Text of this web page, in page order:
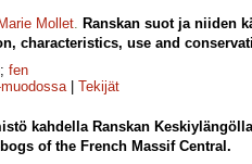
Mollet. Ranskan suot ja niiden
characteristics, use and
; fen
| Tekijät
kahdella Ranskan
of the French Massif Central.